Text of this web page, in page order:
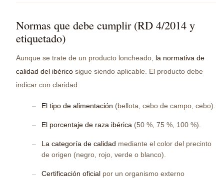
Normas que debe cumplir (RD 4/2014 y
etiquetado)
Aunque se trate de un producto loncheado, la normativa de
calidad del ibérico sigue siendo aplicable. El producto debe
indicar con claridad:
El tipo de alimentación (bellota, cebo de campo, cebo).
El porcentaje de raza ibérica (50 %, 75 %, 100 %).
La categoría de calidad mediante el color del precinto
de origen (negro, rojo, verde o blanco).
Certificación oficial por un organismo externo